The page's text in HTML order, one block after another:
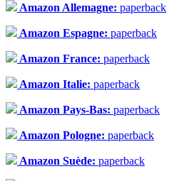
Amazon Allemagne: paperback
Amazon Espagne: paperback
Amazon France: paperback
Amazon Italie: paperback
Amazon Pays-Bas: paperback
Amazon Pologne: paperback
Amazon Suède: paperback